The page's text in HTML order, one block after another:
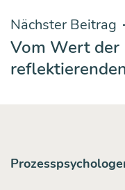
Nächster Beitrag
Vom Wert der